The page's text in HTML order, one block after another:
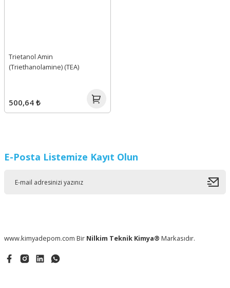
Trietanol Amin
(Triethanolamine) (TEA)
500,64 ₺
E-Posta Listemize Kayıt Olun
www.kimyadepom.com Bir Nilkim Teknik Kimya® Markasıdır.